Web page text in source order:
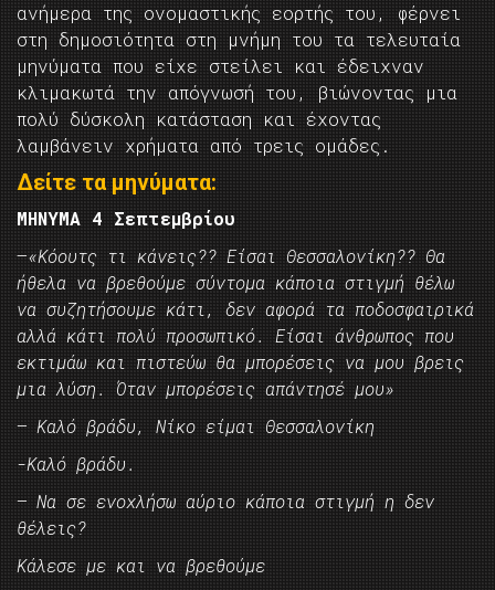
ανήμερα της ονομαστικής εορτής του, φέρνει
στη δημοσιότητα στη μνήμη του τα τελευταία
μηνύματα που είχε στείλει και έδειχναν
κλιμακωτά την απόγνωσή του, βιώνοντας μια
πολύ δύσκολη κατάσταση και έχοντας
λαμβάνειν χρήματα από τρεις ομάδες.
Δείτε τα μηνύματα:
ΜΗΝΥΜΑ 4 Σεπτεμβρίου
–«Κόουτς τι κάνεις?? Είσαι Θεσσαλονίκη?? Θα
ήθελα να βρεθούμε σύντομα κάποια στιγμή θέλω
να συζητήσουμε κάτι, δεν αφορά τα ποδοσφαιρικά
αλλά κάτι πολύ προσωπικό. Είσαι άνθρωπος που
εκτιμάω και πιστεύω θα μπορέσεις να μου βρεις
μια λύση. Όταν μπορέσεις απάντησέ μου»
– Καλό βράδυ, Νίκο είμαι Θεσσαλονίκη
-Καλό βράδυ.
– Να σε ενοχλήσω αύριο κάποια στιγμή η δεν
θέλεις?
Κάλεσε με και να βρεθούμε